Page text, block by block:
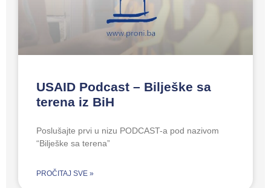
USAID Podcast – Bilješke sa
terena iz BiH
Poslušajte prvi u nizu PODCAST-a pod nazivom
“Bilješke sa terena”
PROČITAJ SVE »